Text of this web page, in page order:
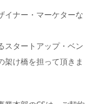
イナー・マーケターな
スタートアップ・ベン
架け橋を担って頂きま